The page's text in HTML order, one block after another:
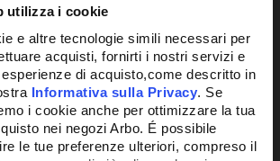
utilizza i cookie
e altre tecnologie simili necessari per
acquisti, fornirti i nostri servizi e
di acquisto,come descritto in
Informativa sulla Privacy. Se
i cookie anche per ottimizzare la tua
nei negozi Arbo. É possibile
le tue preferenze ulteriori, compreso il
anche interessarti